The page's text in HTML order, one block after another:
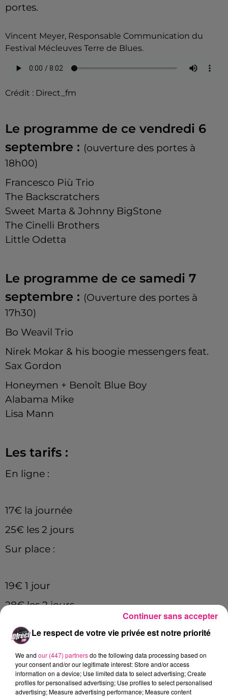
portes.
Vincent Meyer, Responsable Communication du
Festival Mécleuves Terre de Blues.
Crédit : Direct_fm
Le programme de ce vendredi 6
septembre : (ouverture des portes à
18h00)
Francesco Più Trio
The Backscratchers
Sweet Marta & Johnny BigStone
The Cinelli Brothers
Little Odetta
Le programme de ce samedi 7
septembre : (Ouverture des portes à
17h30)
Bo Weavil Trio
Nirek Mokar & his boogie messengers feat.
Sax Gordon
Honeymen + Benoît Blue Boy
Alabama Mike
Lisa Mann
Les tarifs :
En ligne :
17€ la journée
25€ les 2 jours
Sur place :
19€ 1 jour
28€ les 2 jours
Cet élément est masqué compte-tenu du refus
du dépôt de cookies que vous avez exprimé. Si
vous souhaitez l'afficher, merci de nous donner
votre accord en cliquant sur le bouton ci-
dessous.
Le respect de votre vie privée est notre priorité
We and our (447) partnersdo the following data processing based on
your consent and/or our legitimate interest: Store and/or access
information on a device; Use limited data to select advertising; Create
profiles for personalised advertising; Use profiles to select personalised
advertising; Measure advertising performance; Measure content
Continuer sans accepter